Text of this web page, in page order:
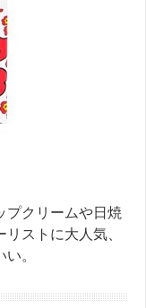
プクリームや日焼
ストに大人気、
。